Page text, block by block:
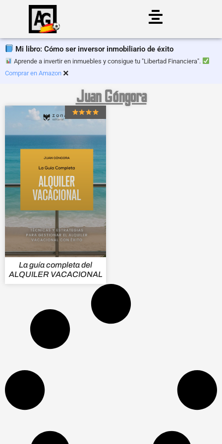
al
contenido
Mi libro: Cómo ser inversor inmobiliario de éxito
Aprende a invertir en inmuebles y consigue tu "Libertad Financiera".
Comprar en Amazon ×
Juan Góngora
La guía completa del
ALQUILER VACACIONAL